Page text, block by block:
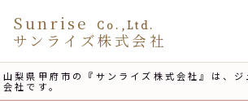
山梨県甲府市の『サンライズ株式会社』は、ジ
会社です。
Sunrise Co.,Ltd.
サンライズ株式会社